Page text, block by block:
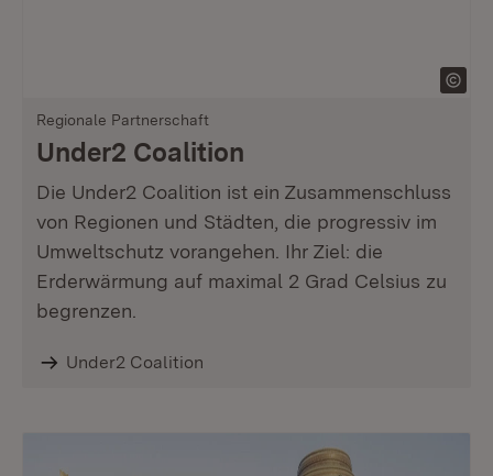
Regionale Partnerschaft
Under2 Coalition
Die Under2 Coalition ist ein Zusammenschluss
von Regionen und Städten, die progressiv im
Umweltschutz vorangehen. Ihr Ziel: die
Erderwärmung auf maximal 2 Grad Celsius zu
begrenzen.
Under2 Coalition